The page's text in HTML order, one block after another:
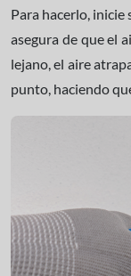
Para hacerlo, inicie
asegura de que el
lejano, el aire
punto, haciendo